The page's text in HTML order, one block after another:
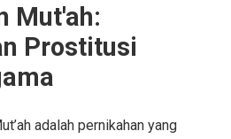
Mut'ah:
Prostitusi
adalah pernikahan yang